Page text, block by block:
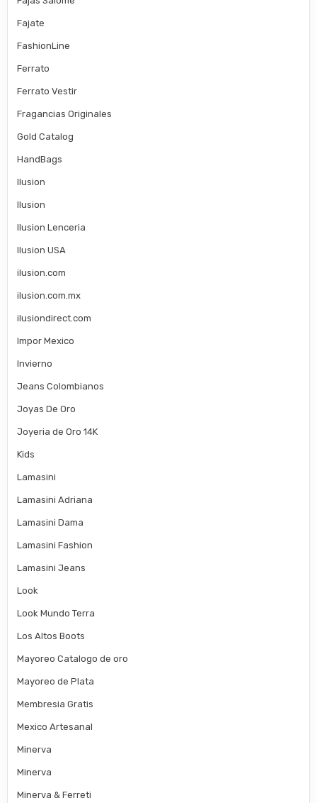
Fajate
FashionLine
Ferrato
Ferrato Vestir
Fragancias Originales
Gold Catalog
HandBags
Ilusion
Ilusion
Ilusion Lenceria
Ilusion USA
ilusion.com
ilusion.com.mx
ilusiondirect.com
Impor Mexico
Invierno
Jeans Colombianos
Joyas De Oro
Joyeria de Oro 14K
Kids
Lamasini
Lamasini Adriana
Lamasini Dama
Lamasini Fashion
Lamasini Jeans
Look
Look Mundo Terra
Los Altos Boots
Mayoreo Catalogo de oro
Mayoreo de Plata
Membresia Gratis
Mexico Artesanal
Minerva
Minerva
Minerva & Ferreti